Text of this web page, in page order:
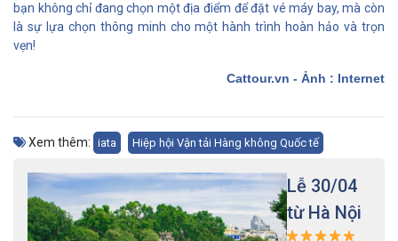
bạn không chỉ đang chọn một địa điểm để đặt vé máy bay, mà còn
là sự lựa chọn thông minh cho một hành trình hoàn hảo và trọn
vẹn!
Cattour.vn - Ảnh : Internet
Xem thêm: iata Hiệp hội Vận tải Hàng không Quốc tế
Lễ 30/04
từ Hà Nội